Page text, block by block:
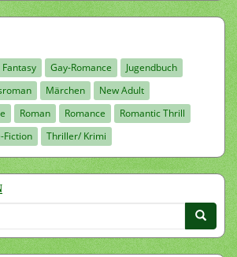
Fantasy Gay-Romance
Jugendbuch
Märchen
New Adult
Roman Romance
Romantic Thrill
Fiction Thriller/ Krimi